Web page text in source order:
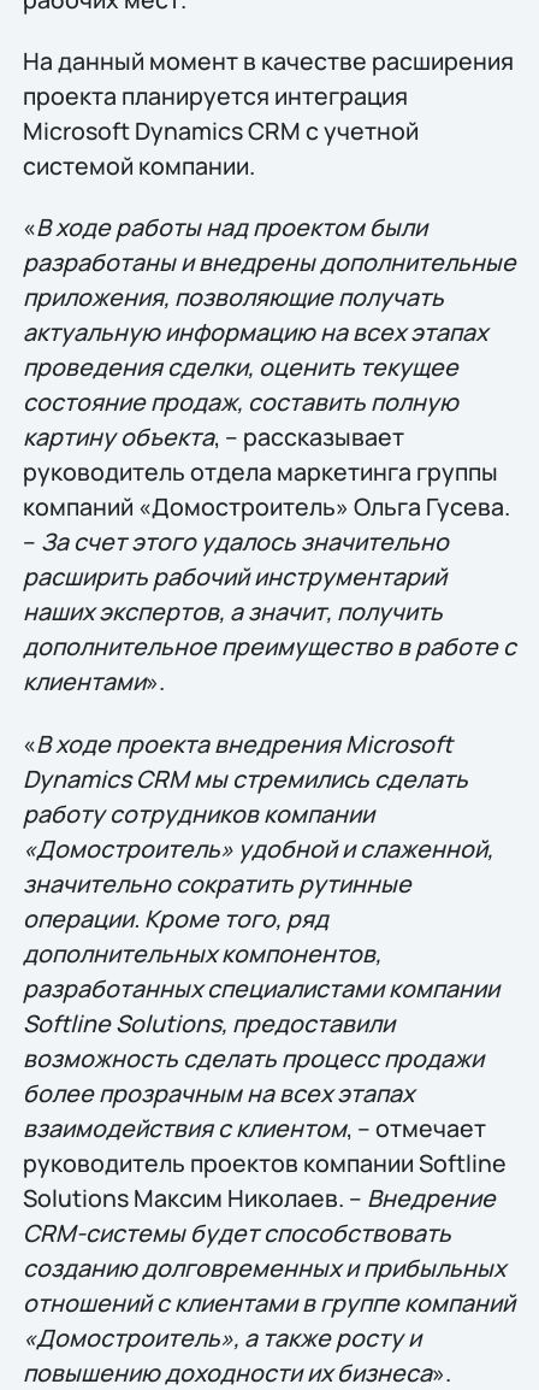
На данный момент в качестве расширения
проекта планируется интеграция
Microsoft Dynamics CRM с учетной
системой компании.
«В ходе работы над проектом были
разработаны и внедрены дополнительные
приложения, позволяющие получать
актуальную информацию на всех этапах
проведения сделки, оценить текущее
состояние продаж, составить полную
картину объекта, – рассказывает
руководитель отдела маркетинга группы
компаний «Домостроитель» Ольга Гусева.
– За счет этого удалось значительно
расширить рабочий инструментарий
наших экспертов, а значит, получить
дополнительное преимущество в работе с
клиентами».
«В ходе проекта внедрения Microsoft
Dynamics CRM мы стремились сделать
работу сотрудников компании
«Домостроитель» удобной и слаженной,
значительно сократить рутинные
операции. Кроме того, ряд
дополнительных компонентов,
разработанных специалистами компании
Softline Solutions, предоставили
возможность сделать процесс продажи
более прозрачным на всех этапах
взаимодействия с клиентом, – отмечает
руководитель проектов компании Softline
Solutions Максим Николаев. – Внедрение
CRM-системы будет способствовать
созданию долговременных и прибыльных
отношений с клиентами в группе компаний
«Домостроитель», а также росту и
повышению доходности их бизнеса».